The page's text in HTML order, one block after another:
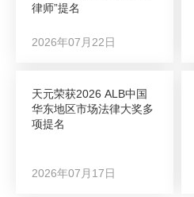
律师”提名
2026年07月22日
天元荣获2026 ALB中国
华东地区市场法律大奖多
项提名
2026年07月17日